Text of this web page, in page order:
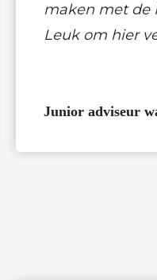
maken met de
Leuk om hier
Junior adviseur